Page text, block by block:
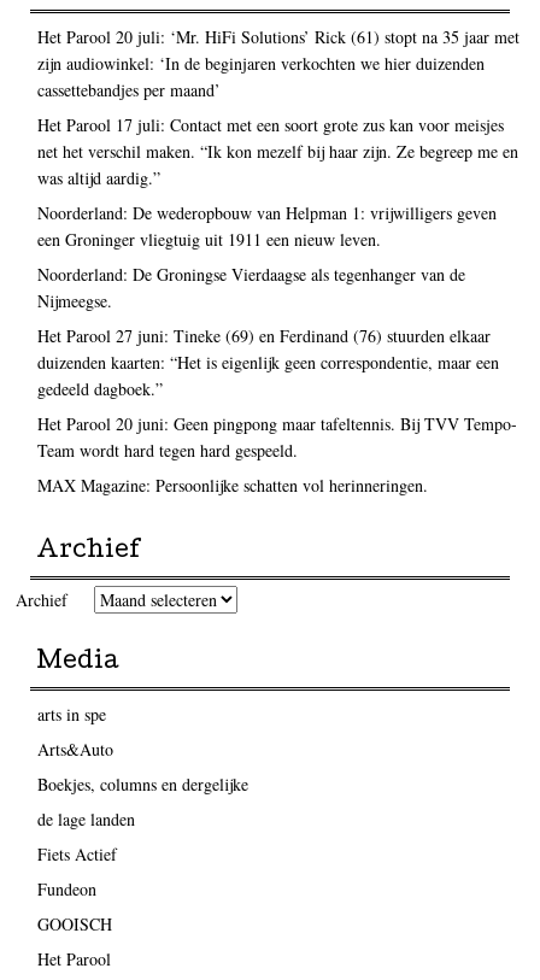
Het Parool 20 juli: ‘Mr. HiFi Solutions’ Rick (61) stopt na 35 jaar met
zijn audiowinkel: ‘In de beginjaren verkochten we hier duizenden
cassettebandjes per maand’
Het Parool 17 juli: Contact met een soort grote zus kan voor meisjes
net het verschil maken. “Ik kon mezelf bij haar zijn. Ze begreep me en
was altijd aardig.”
Noorderland: De wederopbouw van Helpman 1: vrijwilligers geven
een Groninger vliegtuig uit 1911 een nieuw leven.
Noorderland: De Groningse Vierdaagse als tegenhanger van de
Nijmeegse.
Het Parool 27 juni: Tineke (69) en Ferdinand (76) stuurden elkaar
duizenden kaarten: “Het is eigenlijk geen correspondentie, maar een
gedeeld dagboek.”
Het Parool 20 juni: Geen pingpong maar tafeltennis. Bij TVV Tempo-
Team wordt hard tegen hard gespeeld.
MAX Magazine: Persoonlijke schatten vol herinneringen.
Archief
Archief
Media
arts in spe
Arts&Auto
Boekjes, columns en dergelijke
de lage landen
Fiets Actief
Fundeon
GOOISCH
Het Parool